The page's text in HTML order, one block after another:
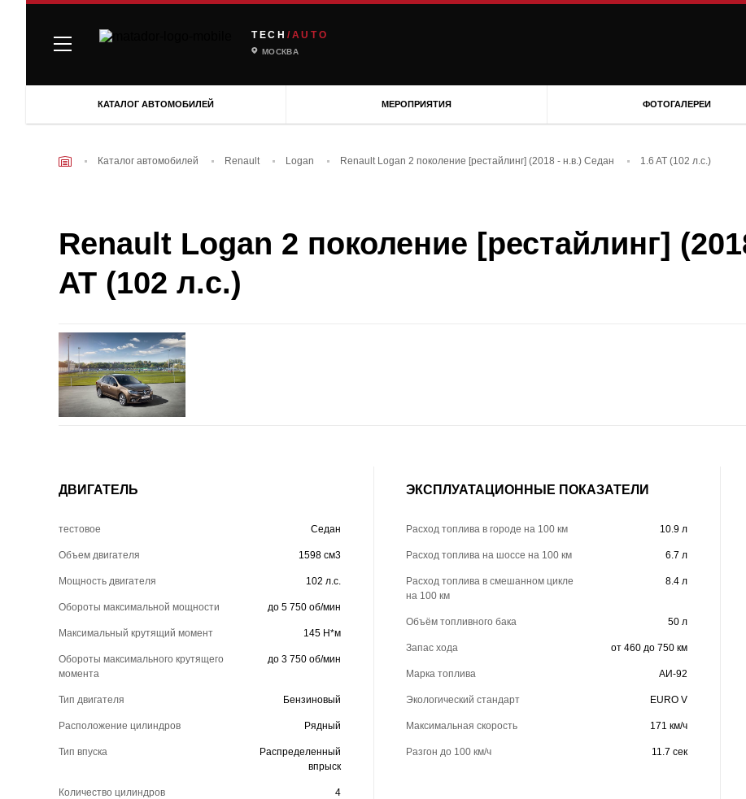
TECH /AUTO
МОСКВА
КАТАЛОГ АВТОМОБИЛЕЙ МЕРОПРИЯТИЯ ФОТОГАЛЕРЕИ
Каталог автомобилей Renault Logan Renault Logan 2 поколение [рестайлинг] (2018 - н.в.) Седан 1.6 AT (102 л.с.)
Renault Logan 2 поколение [рестайлинг]
AT (102 л.с.)
ДВИГАТЕЛЬ
тестовое Седан
Объем двигателя 1598 см3
Мощность двигателя 102 л.с.
Обороты максимальной мощности до 5 750 об/мин
Максимальный крутящий момент 145 Н*м
Обороты максимального крутящего
момента
до 3 750 об/мин
Тип двигателя Бензиновый
Расположение цилиндров Рядный
Тип впуска
Распределенный
впрыск
Количество цилиндров 4
ЭКСПЛУАТАЦИОННЫЕ ПОКАЗАТЕЛИ
Расход топлива в городе на 100 км 10.9 л
Расход топлива на шоссе на 100 км 6.7 л
Расход топлива в смешанном цикле
на 100 км
8.4 л
Объём топливного бака 50 л
Запас хода от 460 до 750 км
Марка топлива АИ-92
Экологический стандарт EURO V
Максимальная скорость 171 км/ч
Разгон до 100 км/ч 11.7 сек